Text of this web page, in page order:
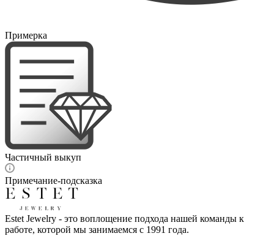
Примерка
Частичный выкуп
Примечание-подсказка
Estet Jewelry - это воплощение подхода нашей команды к
работе, которой мы занимаемся с 1991 года.